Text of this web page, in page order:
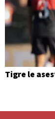
Tigre le